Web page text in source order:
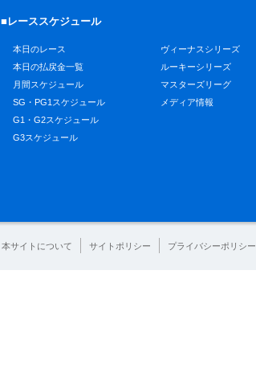
■レーススケジュール
本日のレース
本日の払戻金一覧
月間スケジュール
SG・PG1スケジュール
G1・G2スケジュール
G3スケジュール
ヴィーナスシリーズ
ルーキーシリーズ
マスターズリーグ
メディア情報
本サイトについて サイトポリシー プライバシーポリシー